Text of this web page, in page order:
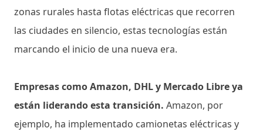
zonas rurales hasta flotas eléctricas que recorren
las ciudades en silencio, estas tecnologías están
marcando el inicio de una nueva era.
Empresas como Amazon, DHL y Mercado Libre ya
están liderando esta transición. Amazon, por
ejemplo, ha implementado camionetas eléctricas y